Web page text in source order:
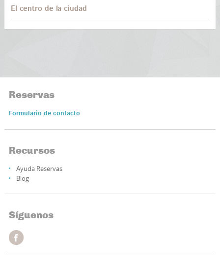
El centro de la ciudad
Reservas
Formulario de contacto
Recursos
Ayuda Reservas
Blog
Síguenos